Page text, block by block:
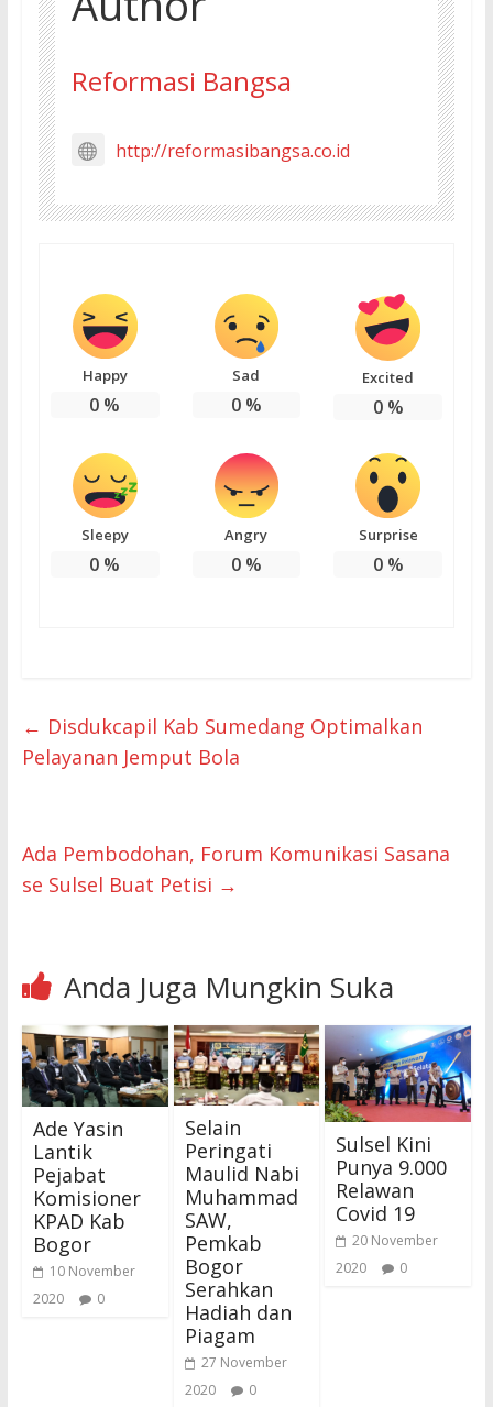
Reformasi Bangsa
http://reformasibangsa.co.id
Happy
0 %
Sad
0%
Excited
0%
Sleepy
0 %
Angry
0%
Surprise
0%
← Disdukcapil Kab Sumedang Optimalkan
Pelayanan Jemput Bola
Ada Pembodohan, Forum Komunikasi Sasana
se Sulsel Buat Petisi →
Anda Juga Mungkin Suka
Ade Yasin
Lantik
Pejabat
Komisioner
KPAD Kab
Bogor
10 November
2020
0
Selain
Peringati
Maulid Nabi
Muhammad
SAW,
Pemkab
Bogor
Serahkan
Hadiah dan
Piagam
27 November
2020
0
Sulsel Kini
Punya 9.000
Relawan
Covid 19
20 November
2020
0